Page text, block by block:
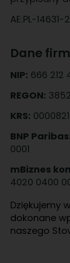
AE:PL-14631-
Dane
NIP: 666 212
REGON:
KRS:
BNP
0001
mBiznes
4020 0400
Dziękujemy
dokonane
naszego